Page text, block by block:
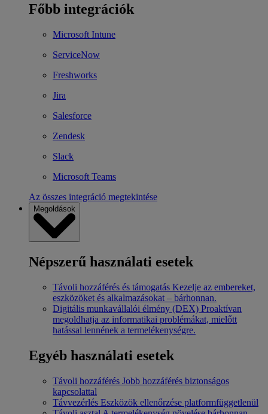
Főbb integrációk
Microsoft Intune
ServiceNow
Freshworks
Jira
Salesforce
Zendesk
Slack
Microsoft Teams
Az összes integráció megtekintése
Megoldások
Népszerű használati esetek
Távoli hozzáférés és támogatás Kezelje az embereket,
eszközöket és alkalmazásokat – bárhonnan.
Digitális munkavállalói élmény (DEX) Proaktívan
megoldhatja az informatikai problémákat, mielőtt
hatással lennének a termelékenységre.
Egyéb használati esetek
Távoli hozzáférés Jobb hozzáférés biztonságos
kapcsolattal
Távvezérlés Eszközök ellenőrzése platformfüggetlenül